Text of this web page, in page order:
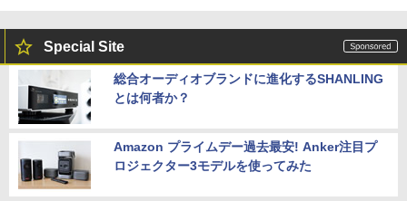
Special Site
総合オーディオブランドに進化するSHANLING
とは何者か？
Amazon プライムデー過去最安! Anker注目プ
ロジェクター3モデルを使ってみた